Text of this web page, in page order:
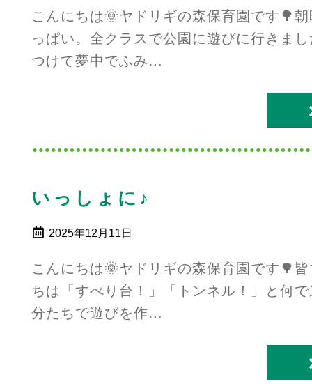
こんにちは🌞ヤドリギの森保育園です🌳
っぱい。全クラスで公園に遊びに行きま
つけて夢中でふみ…
いっしょに♪
2025年12月11日
こんにちは🌞ヤドリギの森保育園です🌳
ちは「すべり台！」「トンネル！」と何
分たちで遊びを作…